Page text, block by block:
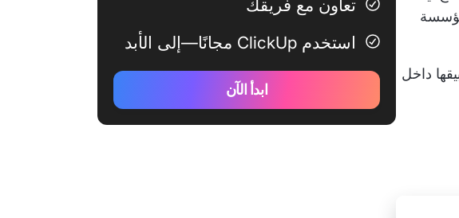
داخل
تعاون مع فريقك
استخدم ClickUp مجانًا—إلى الأبد
ابدأ الآن